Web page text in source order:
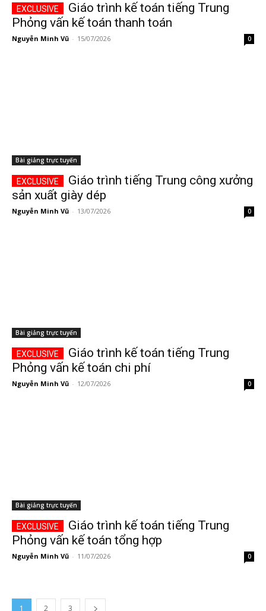
Giáo trình kế toán tiếng Trung
Phỏng vấn kế toán thanh toán
Nguyễn Minh Vũ - 15/07/2026 0
Bài giảng trực tuyến
Giáo trình tiếng Trung công xưởng
sản xuất giày dép
Nguyễn Minh Vũ - 13/07/2026 0
Bài giảng trực tuyến
Giáo trình kế toán tiếng Trung
Phỏng vấn kế toán chi phí
Nguyễn Minh Vũ - 12/07/2026 0
Bài giảng trực tuyến
Giáo trình kế toán tiếng Trung
Phỏng vấn kế toán tổng hợp
Nguyễn Minh Vũ - 11/07/2026 0
1 2 3